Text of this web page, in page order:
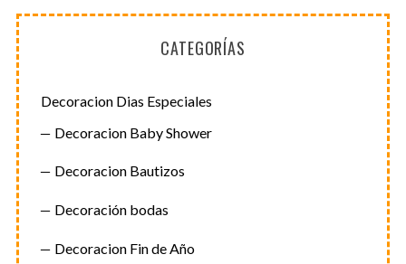
CATEGORÍAS
Decoracion Dias Especiales
Decoracion Baby Shower
Decoracion Bautizos
Decoración bodas
Decoracion Fin de Año